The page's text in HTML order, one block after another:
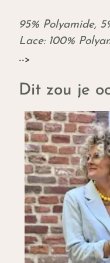
95% Polyamide,
Lace: 100%
-->
Dit zou je